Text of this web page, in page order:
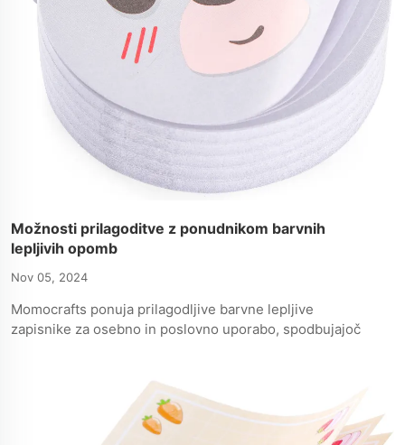
Možnosti prilagoditve z ponudnikom barvnih
lepljivih opomb
Nov 05, 2024
Momocrafts ponuja prilagodljive barvne lepljive
zapisnike za osebno in poslovno uporabo, spodbujajoč